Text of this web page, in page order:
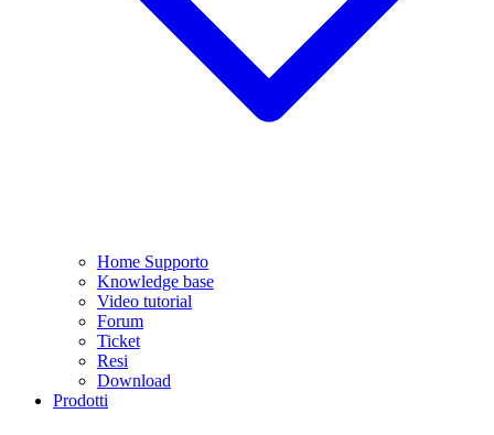
Home Supporto
Knowledge base
Video tutorial
Forum
Ticket
Resi
Download
Prodotti